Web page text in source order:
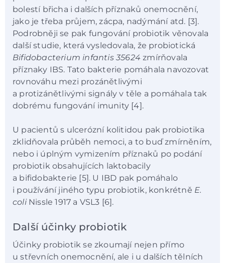
bolestí břicha i dalších příznaků onemocnění,
jako je třeba průjem, zácpa, nadýmání atd. [3].
Podrobněji se pak fungování probiotik věnovala
další studie, která vysledovala, že probiotická
Bifidobacterium infantis 35624zmírňovala
příznaky IBS. Tato bakterie pomáhala navozovat
rovnováhu mezi prozánětlivými
a protizánětlivými signály v těle a pomáhala tak
dobrému fungování imunity [4].
U pacientů s ulcerózní kolitidou pak probiotika
zklidňovala průběh nemoci, a to buď zmírněním,
nebo i úplným vymizením příznaků po podání
probiotik obsahujících laktobacily
a bifidobakterie [5]. U IBD pak pomáhalo
i používání jiného typu probiotik, konkrétně E.
coliNissle 1917 a VSL3 [6].
Další účinky probiotik
Účinky probiotik se zkoumají nejen přímo
u střevních onemocnění, ale i u dalších tělních